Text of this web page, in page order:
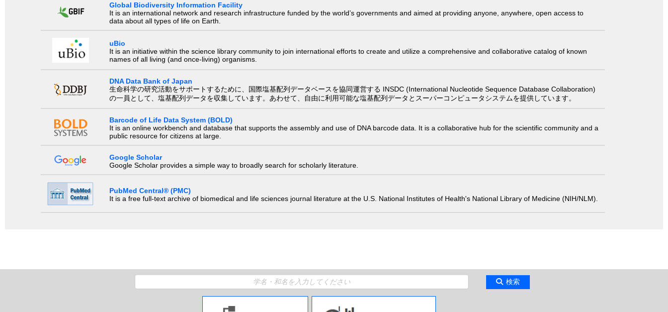
Global Biodiversity Information Facility
It is an international network and research infrastructure funded by the world’s governments and aimed at providing anyone, anywhere, open access to
data about all types of life on Earth.
uBio
It is an initiative within the science library community to join international efforts to create and utilize a comprehensive and collaborative catalog of known
names of all living (and once-living) organisms.
DNA Data Bank of Japan
生命科学の研究活動をサポートするために、国際塩基配列データベースを協同運営する INSDC (International Nucleotide Sequence Database Collaboration)
の一員として、塩基配列データを収集しています。あわせて、自由に利用可能な塩基配列データとスーパーコンピュータシステムを提供しています。
Barcode of Life Data System (BOLD)
It is an online workbench and database that supports the assembly and use of DNA barcode data. It is a collaborative hub for the scientific community and a
public resource for citizens at large.
Google Scholar
Google Scholar provides a simple way to broadly search for scholarly literature.
PubMed Central® (PMC)
It is a free full-text archive of biomedical and life sciences journal literature at the U.S. National Institutes of Health's National Library of Medicine (NIH/NLM).
検索